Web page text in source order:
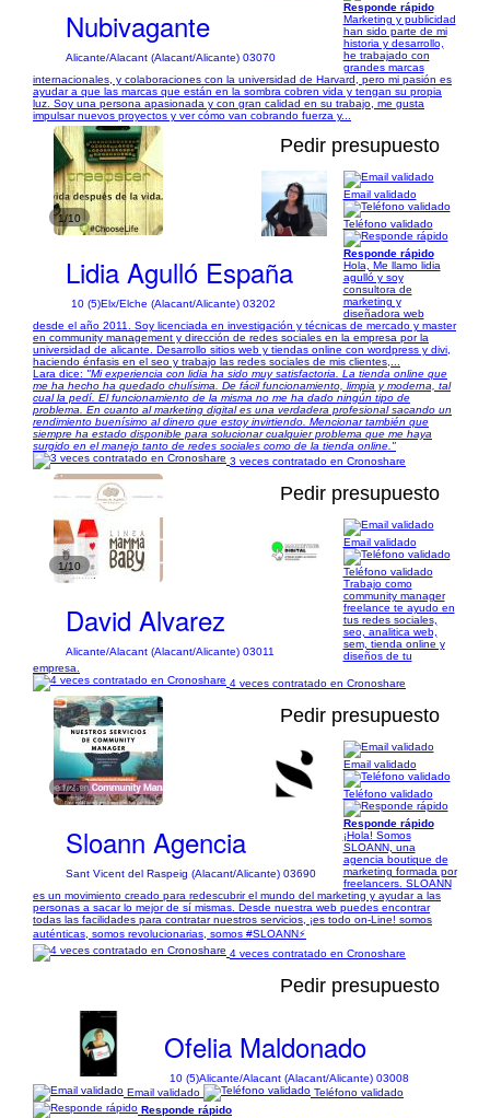
Nubivagante
Alicante/Alacant (Alacant/Alicante) 03070
Responde rápido
Marketing y publicidad
han sido parte de mi
historia y desarrollo,
he trabajado con
grandes marcas
internacionales, y colaboraciones con la universidad de Harvard, pero mi pasión es
ayudar a que las marcas que están en la sombra cobren vida y tengan su propia
luz. Soy una persona apasionada y con gran calidad en su trabajo, me gusta
impulsar nuevos proyectos y ver cómo van cobrando fuerza y...
1/10
Pedir presupuesto
Lidia Agulló España
10 (5)Elx/Elche (Alacant/Alicante) 03202
Email validado
Teléfono validado
Responde rápido
Hola, Me llamo lidia
agulló y soy
consultora de
marketing y
diseñadora web
desde el año 2011. Soy licenciada en investigación y técnicas de mercado y master
en community management y dirección de redes sociales en la empresa por la
universidad de alicante. Desarrollo sitios web y tiendas online con wordpress y divi,
haciendo énfasis en el seo y trabajo las redes sociales de mis clientes,...
Lara dice: "Mi experiencia con lidia ha sido muy satisfactoria. La tienda online que
me ha hecho ha quedado chulísima. De fácil funcionamiento, limpia y moderna, tal
cual la pedí. El funcionamiento de la misma no me ha dado ningún tipo de
problema. En cuanto al marketing digital es una verdadera profesional sacando un
rendimiento buenísimo al dinero que estoy invirtiendo. Mencionar también que
siempre ha estado disponible para solucionar cualquier problema que me haya
surgido en el manejo tanto de redes sociales como de la tienda online."
3 veces contratado en Cronoshare
1/10
Pedir presupuesto
David Alvarez
Alicante/Alacant (Alacant/Alicante) 03011
Email validado
Teléfono validado
Trabajo como
community manager
freelance te ayudo en
tus redes sociales,
seo, analitica web,
sem, tienda online y
diseños de tu
empresa.
4 veces contratado en Cronoshare
1/26
Pedir presupuesto
Sloann Agencia
Sant Vicent del Raspeig (Alacant/Alicante) 03690
Email validado
Teléfono validado
Responde rápido
¡Hola! Somos
SLOANN, una
agencia boutique de
marketing formada por
freelancers. SLOANN
es un movimiento creado para redescubrir el mundo del marketing y ayudar a las
personas a sacar lo mejor de sí mismas. Desde nuestra web puedes encontrar
todas las facilidades para contratar nuestros servicios, ¡es todo on-Line! somos
auténticas, somos revolucionarias, somos #SLOANN⚡
4 veces contratado en Cronoshare
Pedir presupuesto
Ofelia Maldonado
10 (5)Alicante/Alacant (Alacant/Alicante) 03008
Email validado
Teléfono validado
Responde rápido